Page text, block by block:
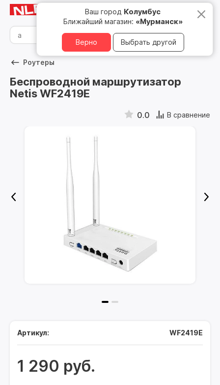
Мурманск
Ваш город Колумбус
Ближайший магазин: «Мурманск»
Верно Выбрать другой
8 800 500 05 15
Роутеры
Беспроводной маршрутизатор
Netis WF2419E
0.0 В сравнение
Артикул: WF2419E
1 290 руб.